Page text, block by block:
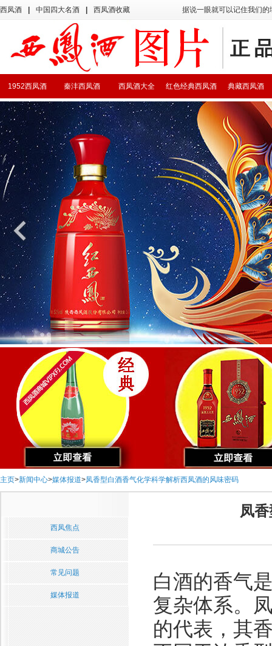
西凤酒 中国四大名酒 西凤酒收藏 据说一眼就可以记住我们
典藏西凤酒
红色经典西凤酒
西凤酒大全
秦沣西凤酒
1952西凤酒
主页>新闻中心>媒体报道>凤香型白酒香气化学科学解析西凤酒的风味密码
西凤焦点
商城公告
常见问题
媒体报道
凤
白酒的香气
复杂体系。
的代表，其